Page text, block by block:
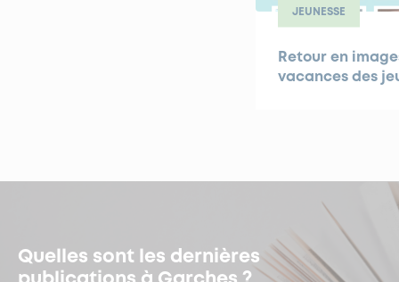
JEUNESSE
Retour en
vacances des
Quelles sont les dernières